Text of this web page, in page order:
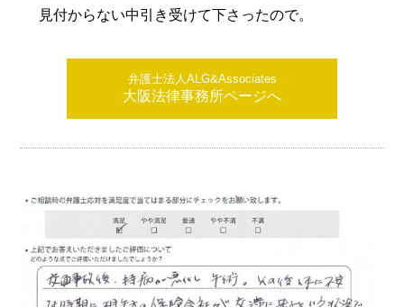
見付からない中引き受けて下さったので。
弁護士法人ALG&Associates
大阪法律事務所ページへ